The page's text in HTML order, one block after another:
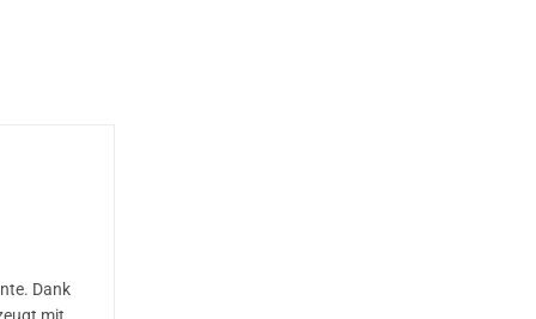
Dank
mit